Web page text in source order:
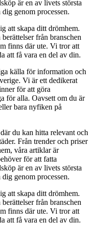
är en av livets största
genom processen.
att skapa ditt drömhem.
från branschen
finns där ute. Vi tror att
att få vara en del av din.
källa för information och
Vi är ett dedikerat
för att göra
för alla. Oavsett om du är
bara nyfiken på
du kan hitta relevant och
Från trender och priser
våra artiklar är
för att fatta
är en av livets största
genom processen.
att skapa ditt drömhem.
från branschen
finns där ute. Vi tror att
att få vara en del av din.